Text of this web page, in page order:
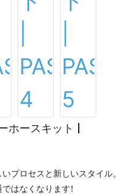
ホースキット |
プロセスと新しいスタイル。
はなくなります!